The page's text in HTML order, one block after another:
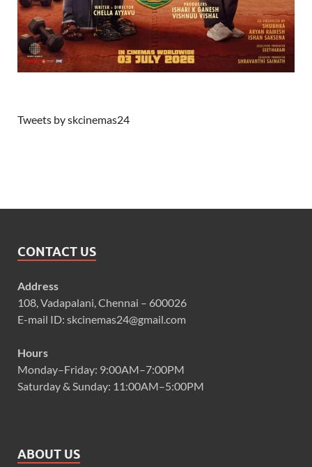
Tweets by skcinemas24
CONTACT US
Address
108, Vadapalani, Chennai – 600026
E-mail ID: skcinemas24@gmail.com
Hours
Monday–Friday: 9:00AM–7:00PM
Saturday & Sunday: 11:00AM–5:00PM
ABOUT US